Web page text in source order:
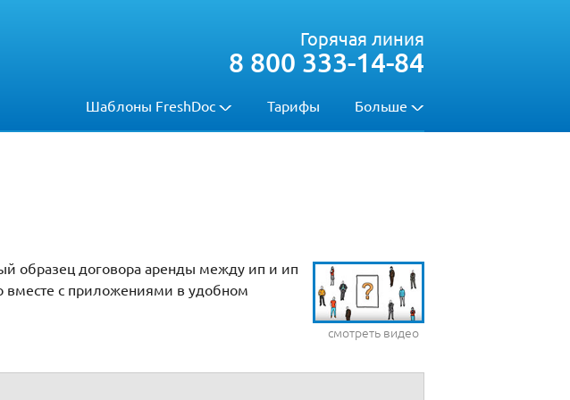
Шаблоны FreshDoc Тарифы Больше
Горячая линия
8 800 333-14-84
смотреть видео
образец договора аренды между ип и ип
вместе с приложениями в удобном